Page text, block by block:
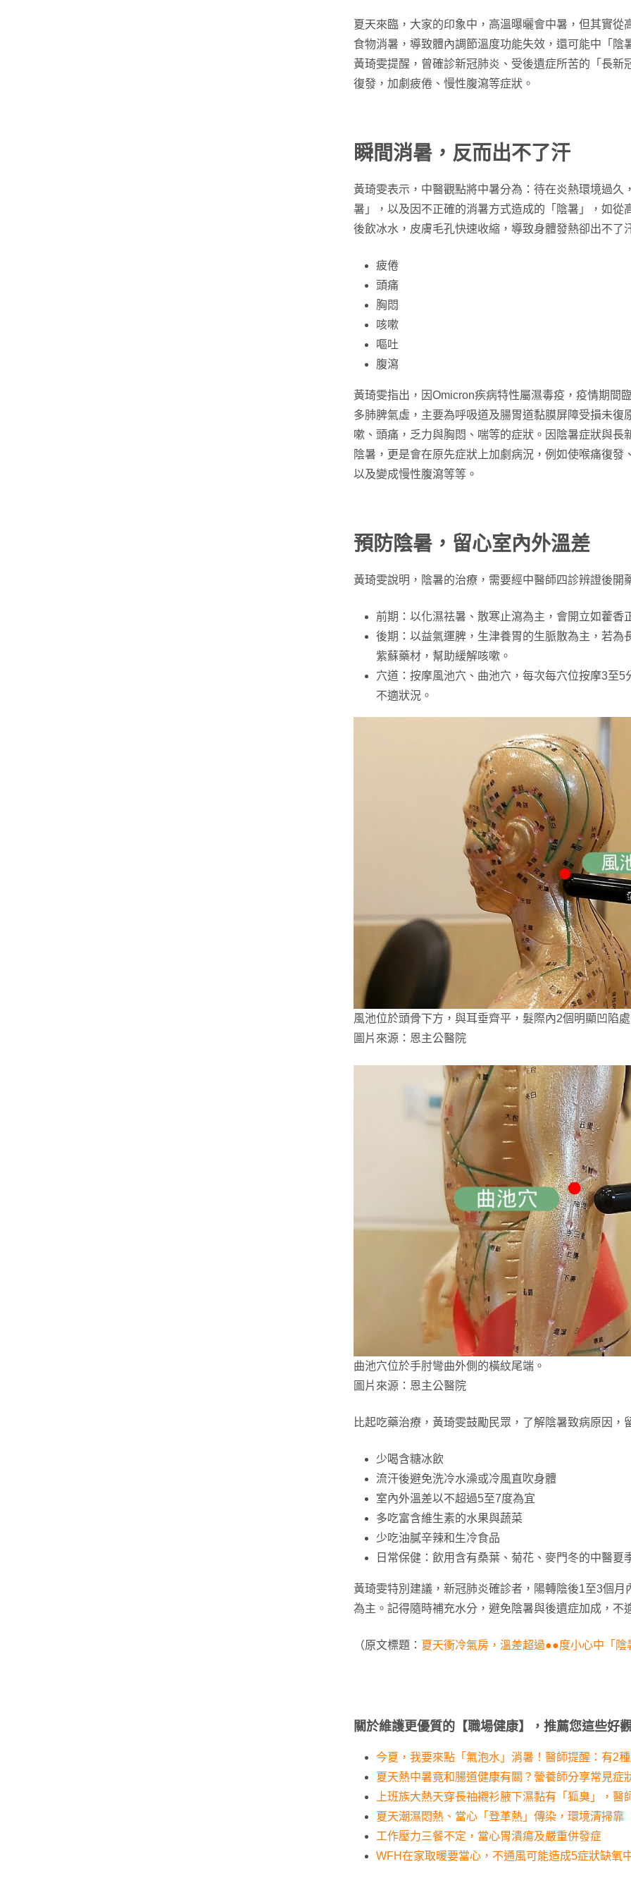
夏天來臨，大家的印象中，高溫曝曬會中暑，但其實從
食物消暑，導致體內調節溫度功能失效，還可能中「陰
黃琦雯提醒，曾確診新冠肺炎、受後遺症所苦的「長新
復發，加劇疲倦、慢性腹瀉等症狀。
瞬間消暑，反而出不了汗
黃琦雯表示，中醫觀點將中暑分為：待在炎熱環境過久
暑」，以及因不正確的消暑方式造成的「陰暑」，如從
後飲冰水，皮膚毛孔快速收縮，導致身體發熱卻出不了
疲倦
頭痛
胸悶
咳嗽
嘔吐
腹瀉
黃琦雯指出，因Omicron疾病特性屬濕毒疫，疫情期間
多肺脾氣虛，主要為呼吸道及腸胃道黏膜屏障受損未復
嗽、頭痛，乏力與胸悶、喘等的症狀。因陰暑症狀與長
陰暑，更是會在原先症狀上加劇病況，例如使喉痛復發
以及變成慢性腹瀉等等。
預防陰暑，留心室內外溫差
黃琦雯說明，陰暑的治療，需要經中醫師四診辨證後開
前期：以化濕祛暑、散寒止瀉為主，會開立如藿香
後期：以益氣運脾，生津養胃的生脈散為主，若為
紫蘇藥材，幫助緩解咳嗽。
穴道：按摩風池穴、曲池穴，每次每穴位按摩3至
不適狀況。
風池位於頭骨下方，與耳垂齊平，髮際內2個明顯凹陷
圖片來源：恩主公醫院
曲池穴位於手肘彎曲外側的橫紋尾端。
圖片來源：恩主公醫院
比起吃藥治療，黃琦雯鼓勵民眾，了解陰暑致病原因，
少喝含糖冰飲
流汗後避免洗冷水澡或冷風直吹身體
室內外溫差以不超過5至7度為宜
多吃富含維生素的水果與蔬菜
少吃油膩辛辣和生冷食品
日常保健：飲用含有桑葉、菊花、麥門冬的中醫夏
黃琦雯特別建議，新冠肺炎確診者，陽轉陰後1至3個
為主。記得隨時補充水分，避免陰暑與後遺症加成，不
（原文標題： 夏天衝冷氣房，溫差超過●●度小心中「
關於維護更優質的【職場健康】，推薦您這些好
今夏，我要來點「氣泡水」消暑！醫師提醒：有2
夏天熱中暑竟和腸道健康有關？營養師分享常見症
上班族大熱天穿長袖襯衫腋下濕黏有「狐臭」，醫
夏天潮濕悶熱、當心「登革熱」傳染，環境清掃靠
工作壓力三餐不定，當心胃潰瘍及嚴重併發症
WFH在家取暖要當心，不通風可能造成5症狀缺氧